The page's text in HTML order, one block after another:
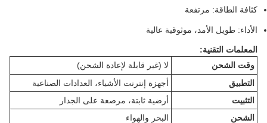
كثافة الطاقة: مرتفعة
الأداء: طويل الأمد، موثوقية عالية
المعلمات التقنية:
وقت الشحن
لا (غير قابلة لإعادة الشحن)
التطبيق
أجهزة إنترنت الأشياء، العدادات الصناعية
التثبيت
أرضية ثابتة، مرصعة على الجدار
الشحن
البحر والهواء